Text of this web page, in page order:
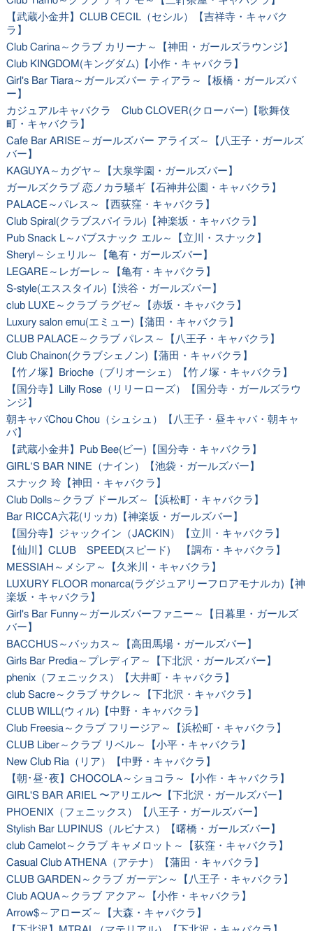
【武蔵小金井】CLUB CECIL（セシル）【吉祥寺・キャバク
ラ】
Club Carina～クラブ カリーナ～【神田・ガールズラウンジ】
Club KINGDOM(キングダム)【小作・キャバクラ】
Girl's Bar Tiara～ガールズバー ティアラ～【板橋・ガールズバ
ー】
カジュアルキャバクラ Club CLOVER(クローバー)【歌舞伎
町・キャバクラ】
Cafe Bar ARISE～ガールズバー アライズ～【八王子・ガールズ
バー】
KAGUYA～カグヤ～【大泉学園・ガールズバー】
ガールズクラブ 恋ノカラ騒ギ【石神井公園・キャバクラ】
PALACE～パレス～【西荻窪・キャバクラ】
Club Spiral(クラブスパイラル)【神楽坂・キャバクラ】
Pub Snack L～パブスナック エル～【立川・スナック】
Sheryl～シェリル～【亀有・ガールズバー】
LEGARE～レガーレ～【亀有・キャバクラ】
S-style(エススタイル)【渋谷・ガールズバー】
club LUXE～クラブ ラグゼ～【赤坂・キャバクラ】
Luxury salon emu(エミュー)【蒲田・キャバクラ】
CLUB PALACE～クラブ パレス～【八王子・キャバクラ】
Club Chainon(クラブシェノン)【蒲田・キャバクラ】
【竹ノ塚】Brioche（ブリオーシェ）【竹ノ塚・キャバクラ】
【国分寺】Lilly Rose（リリーローズ）【国分寺・ガールズラウ
ンジ】
朝キャバChou Chou（シュシュ）【八王子・昼キャバ・朝キャ
バ】
【武蔵小金井】Pub Bee(ビー)【国分寺・キャバクラ】
GIRL‘S BAR NINE（ナイン）【池袋・ガールズバー】
スナック 玲【神田・キャバクラ】
Club Dolls～クラブ ドールズ～【浜松町・キャバクラ】
Bar RICCA六花(リッカ)【神楽坂・ガールズバー】
【国分寺】ジャックイン（JACKIN）【立川・キャバクラ】
【仙川】CLUB SPEED(スピード) 【調布・キャバクラ】
MESSIAH～メシア～【久米川・キャバクラ】
LUXURY FLOOR monarca(ラグジュアリーフロアモナルカ)【神
楽坂・キャバクラ】
Girl's Bar Funny～ガールズバーファニー～【日暮里・ガールズ
バー】
BACCHUS～バッカス～【高田馬場・ガールズバー】
Girls Bar Predia～プレディア～【下北沢・ガールズバー】
phenix（フェニックス）【大井町・キャバクラ】
club Sacre～クラブ サクレ～【下北沢・キャバクラ】
CLUB WILL(ウィル)【中野・キャバクラ】
Club Freesia～クラブ フリージア～【浜松町・キャバクラ】
CLUB Liber～クラブ リベル～【小平・キャバクラ】
New Club Ria（リア）【中野・キャバクラ】
【朝･昼･夜】CHOCOLA～ショコラ～【小作・キャバクラ】
GIRL'S BAR ARIEL 〜アリエル〜【下北沢・ガールズバー】
PHOENIX（フェニックス）【八王子・ガールズバー】
Stylish Bar LUPINUS（ルピナス）【曙橋・ガールズバー】
club Camelot～クラブ キャメロット～【荻窪・キャバクラ】
Casual Club ATHENA（アテナ）【蒲田・キャバクラ】
CLUB GARDEN～クラブ ガーデン～【八王子・キャバクラ】
Club AQUA～クラブ アクア～【小作・キャバクラ】
Arrow$～アローズ～【大森・キャバクラ】